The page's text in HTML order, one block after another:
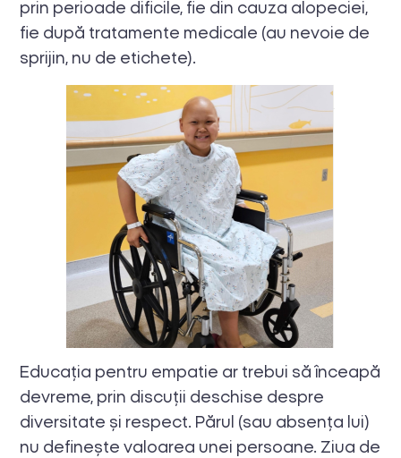
prin perioade dificile, fie din cauza alopeciei,
fie după tratamente medicale (au nevoie de
sprijin, nu de etichete).
Educația pentru empatie ar trebui să înceapă
devreme, prin discuții deschise despre
diversitate și respect. Părul (sau absența lui)
nu definește valoarea unei persoane. Ziua de